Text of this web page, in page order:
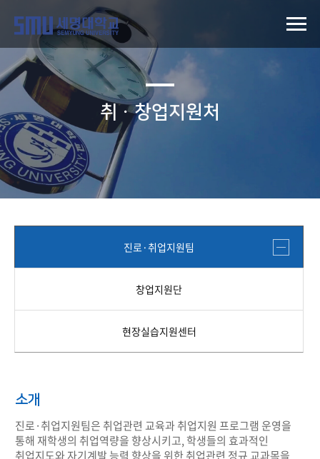
취ㆍ창업지원처
진로·취업지원팀
창업지원단
현장실습지원센터
소개
진로·취업지원팀은 취업관련 교육과 취업지원 프로그램 운영을
통해 재학생의 취업역량을 향상시키고, 학생들의 효과적인
취업지도와 자기계발 능력 향상을 위한 취업관련 정규 교과목을